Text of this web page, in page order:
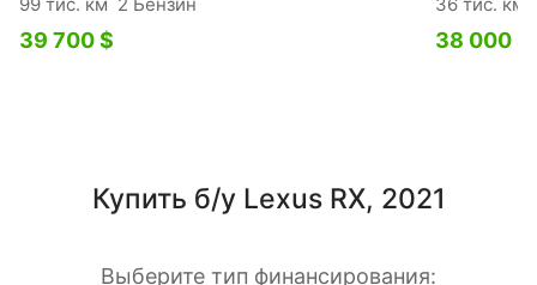
39 700 $ 38 000 $
Купить б/у Lexus RX, 2021
Выберите тип финансирования: